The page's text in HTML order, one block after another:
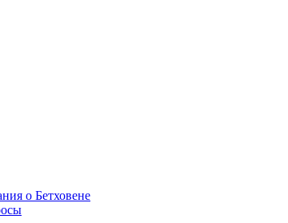
о Бетховене